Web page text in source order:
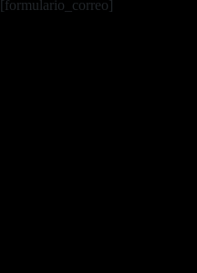
[formulario_correo]